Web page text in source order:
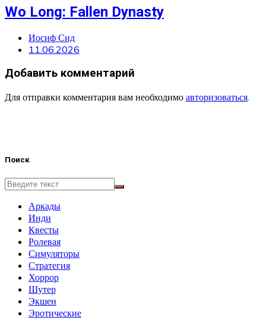
Wo Long: Fallen Dynasty
Иосиф Сид
11.06.2026
Добавить комментарий
Для отправки комментария вам необходимо авторизоваться
Поиск
Аркады
Инди
Квесты
Ролевая
Симуляторы
Стратегия
Хоррор
Шутер
Экшен
Эротические